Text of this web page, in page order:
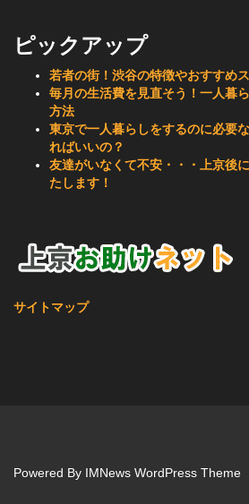
ピックアップ
若者の街！渋谷の特徴やおすすめ
毎月の生活費を見直そう！一人暮
方法
東京で一人暮らしをするのに必要
ればいいの？
友達がいなくて不安・・・上京後
たします！
サイトマップ
Powered By IMNews WordPress Theme